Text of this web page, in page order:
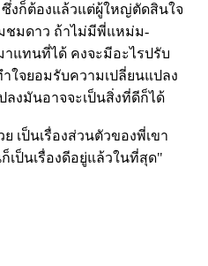
งก็ต้องแล้วแต่ผู้ใหญ่ตัดสินใจ
ชมดาว ถ้าไม่มีพี่แหม่ม-
แทนที่ได้ คงจะมีอะไรปรับ
ใจยอมรับความเปลี่ยนแปลง
ลงมันอาจจะเป็นสิ่งที่ดีก็ได้
เป็นเรื่องส่วนตัวของพี่เขา
เป็นเรื่องดีอยู่แล้วในที่สุด"